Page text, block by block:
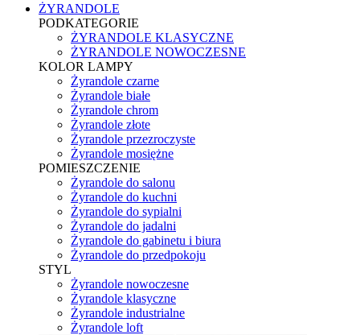
ŻYRANDOLE
PODKATEGORIE
ŻYRANDOLE KLASYCZNE
ŻYRANDOLE NOWOCZESNE
KOLOR LAMPY
Żyrandole czarne
Żyrandole białe
Żyrandole chrom
Żyrandole złote
Żyrandole przezroczyste
Żyrandole mosiężne
POMIESZCZENIE
Żyrandole do salonu
Żyrandole do kuchni
Żyrandole do sypialni
Żyrandole do jadalni
Żyrandole do gabinetu i biura
Żyrandole do przedpokoju
STYL
Żyrandole nowoczesne
Żyrandole klasyczne
Żyrandole industrialne
Żyrandole loft